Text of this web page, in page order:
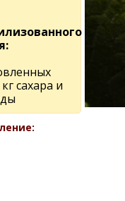
сахара и